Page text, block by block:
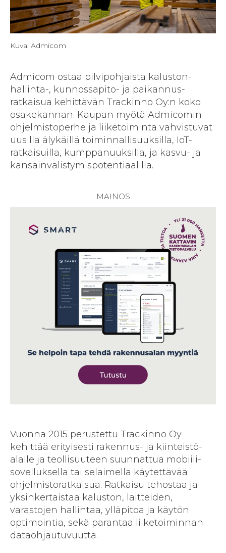
Kuva: Admicom
Admicom ostaa pilvipohjaista kaluston­
hallinta-, kunnossa­pito- ja paikannus­
ratkaisua kehittävän Trackinno Oy:n koko
osake­kannan. Kaupan myötä Admicomin
ohjelmisto­perhe ja liike­toiminta vahvistuvat
uusilla älykäillä toiminnallisuuksilla, IoT-
ratkaisuilla, kumppanuuksilla, ja kasvu- ja
kansainvälistymis­potentiaalilla.
Vuonna 2015 perustettu Trackinno Oy
kehittää erityisesti rakennus- ja kiinteistö­
alalle ja teollisuuteen suunnattua mobiili­
sovelluksella tai selaimella käytettävää
ohjelmisto­ratkaisua. Ratkaisu tehostaa ja
yksin­kertaistaa kaluston, laitteiden,
varastojen hallintaa, yllä­pitoa ja käytön
optimointia, sekä parantaa liike­toiminnan
dataohjautuvuutta.